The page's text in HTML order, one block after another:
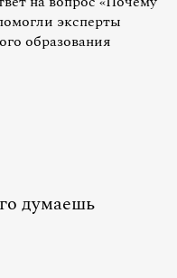
эксперты
образования
думаешь